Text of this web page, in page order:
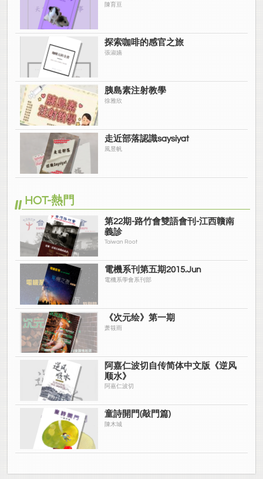
陳育亘
探索咖啡的感官之旅
張淑嬿
胰島素注射教學
徐雅欣
走近部落認識saysiyat
風昱帆
HOT-熱門
第22期-路竹會雙語會刊-江西贛南
義診
Taiwan Root
電機系刊第五期2015.Jun
電機系學會系刊部
《次元绘》第一期
萧筱雨
阿嘉仁波切自传简体中文版《逆风
顺水》
阿嘉仁波切
童詩開門(敲門篇)
陳木城